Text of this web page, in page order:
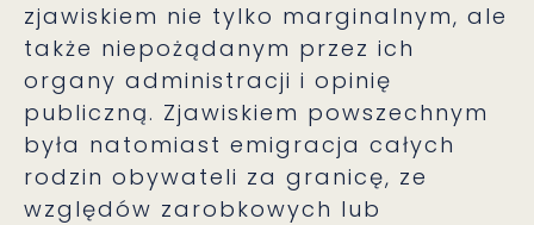
zjawiskiem nie tylko marginalnym, ale
także niepożądanym przez ich
organy administracji i opinię
publiczną. Zjawiskiem powszechnym
była natomiast emigracja całych
rodzin obywateli za granicę, ze
względów zarobkowych lub